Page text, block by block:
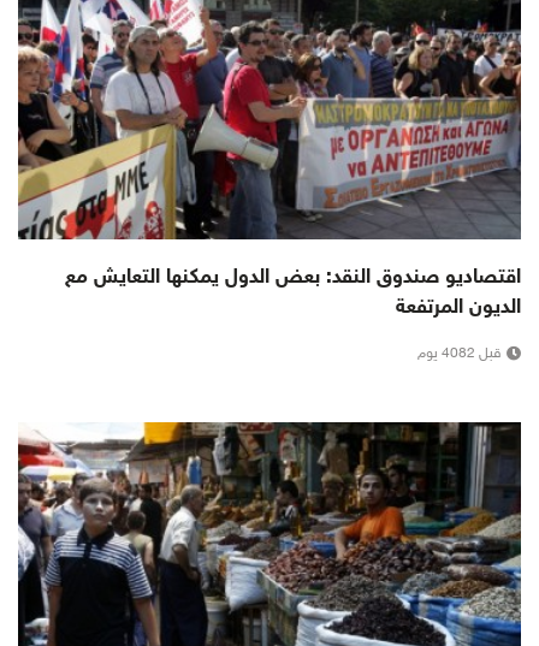
اقتصاديو صندوق النقد: بعض الدول يمكنها التعايش مع
الديون المرتفعة
قبل 4082 يوم